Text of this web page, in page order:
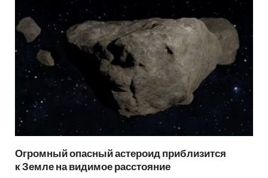
Огромный опасный астероид приблизится
к Земле на видимое расстояние